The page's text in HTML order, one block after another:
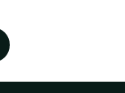
Næste